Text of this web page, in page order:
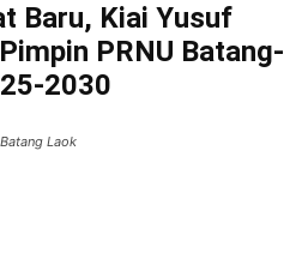
Baru, Kiai Yusuf
PRNU Batang-
2030
Laok